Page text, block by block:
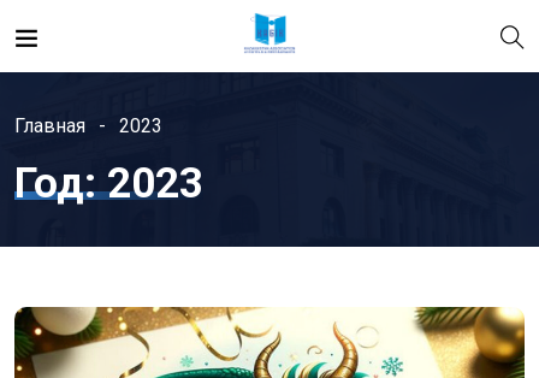
Главная 2023
Год:2023